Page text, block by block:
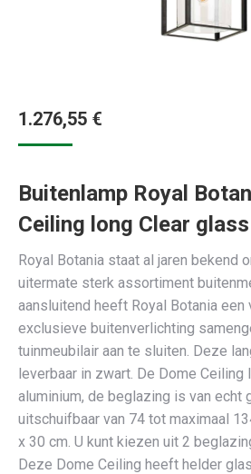
1.276,55 €
Buitenlamp Royal
Ceiling long Clear glass
Royal Botania staat al jaren bekend
uitermate sterk assortiment
aansluitend heeft Royal Botania
exclusieve buitenverlichting
tuinmeubilair aan te sluiten. Deze
leverbaar in zwart. De Dome Ceiling
aluminium, de beglazing is van echt
uitschuifbaar van 74 tot maximaal
x 30 cm. U kunt kiezen uit 2
Deze Dome Ceiling heeft helder